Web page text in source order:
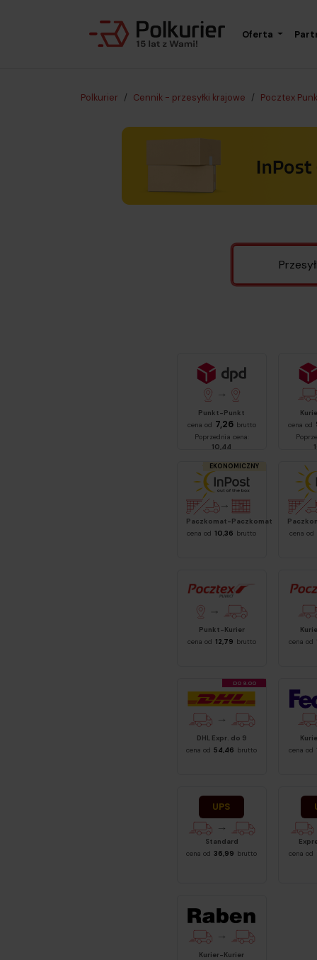
Oferta
Polkurier Cennik - przesyłki krajowe Pocztex
DPD
Punkt-Punkt
cena od 7,26 brutto
Poprzednia cena:
10,44
DPD
cena od
InPost Paczkomat 24/7
Paczkomat-Paczkomat
EKONOMICZNY
cena od 10,36 brutto
Inpost
cena od
Pocztex Punkt-Kurier
Punkt-Kurier
cena od 12,79 brutto
cena od
DHL Expr. do 9
DO 9.00
cena od 54,46 brutto
cena od
UPS Standard
Standard
cena od 36,99 brutto
UPS
cena od
Raben Krajowy
Kurier-Kurier